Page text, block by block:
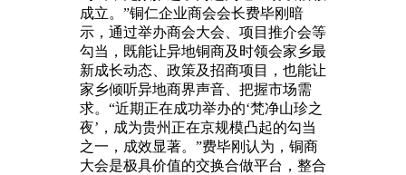
成立。”铜仁企业商会会长费毕刚暗
示，通过举办商会大会、项目推介会等
勾当，既能让异地铜商及时领会家乡最
新成长动态、政策及招商项目，也能让
家乡倾听异地商界声音、把握市场需
求。“近期正在成功举办的‘梵净山珍之
夜’，成为贵州正在京规模凸起的勾当
之一，成效显著。”费毕刚认为，铜商
大会是极具价值的交换合做平台，整合